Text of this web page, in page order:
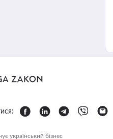
український бізнес